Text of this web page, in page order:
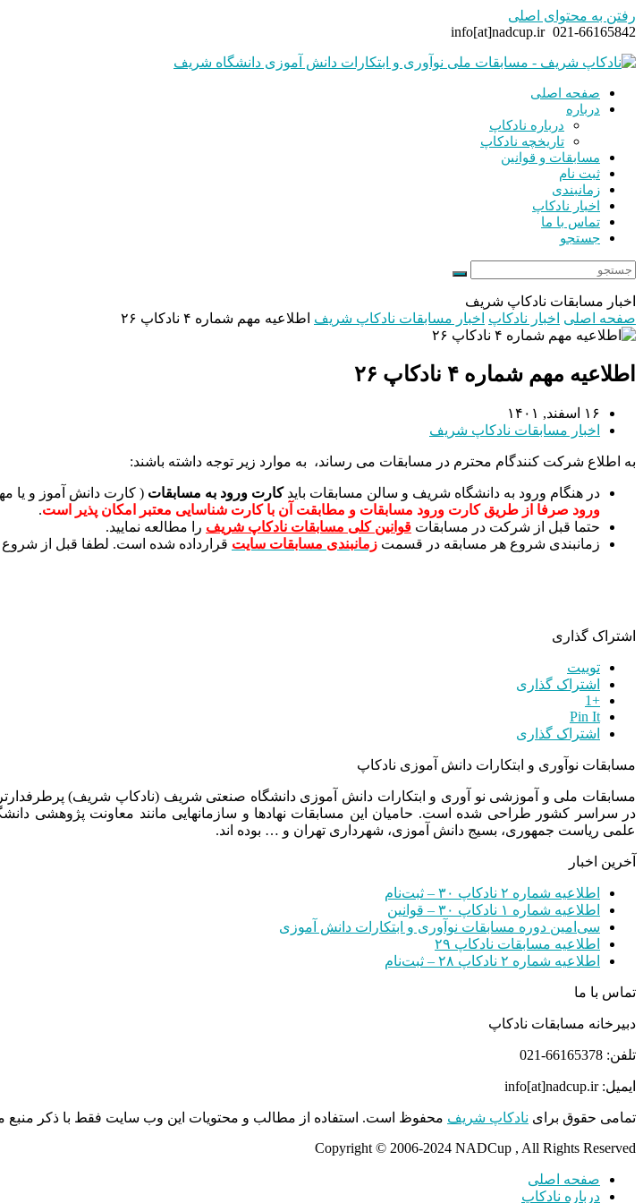
رفتن به محتوای اصلی
021-66165842
info[at]nadcup.ir
ایمیل
صفحه اصلی
درباره
درباره نادکاپ
تاریخچه نادکاپ
مسابقات و قوانین
ثبت نام
زمانبندی
اخبار نادکاپ
تماس با ما
جستجو
باز
منوی
موبایل
جستجو
Submit
اخبار مسابقات نادکاپ شریف
صفحه اصلی اخبار نادکاپ اخبار مسابقات نادکاپ شریف اطلاعیه مهم شماره ۴ نادکاپ ۲۶
اطلاعیه مهم شماره ۴ نادکاپ ۲۶
۱۶ اسفند, ۱۴۰۱
اخبار مسابقات نادکاپ شریف
به اطلاع شرکت کنندگام محترم در مسابقات می رساند، به موارد زیر توجه داشته باشند:
در هنگام ورود به دانشگاه شریف و سالن مسابقات بایدکارت ورود به مسابقات ( کارت دانش آموز و یا
ورود صرفا از طریق کارت ورود مسابقات و مطابقت آن با کارت شناسایی معتبر امکان پذیر است.
حتما قبل از شرکت در مسابقات قوانین کلی مسابقات نادکاپ شریف را مطالعه نمایید.
زمانبندی شروع هر مسابقه در قسمت زمانبندی مسابقات سایت قرارداده شده است. لطفا قبل از
اشتراک گذاری
توییت
اشتراک گذاری
+1
Pin It
اشتراک گذاری
مسابقات نوآوری و ابتکارات دانش آموزی نادکاپ
مسابقات ملی و آموزشی نو آوری و ابتکارات دانش آموزی دانشگاه صنعتی شریف (نادکاپ شریف)
در سراسر کشور طراحی شده است. حامیان این مسابقات نهادها و سازمانهایی مانند معاونت پژوهشی
علمی ریاست جمهوری، بسیج دانش آموزی، شهرداری تهران و … بوده اند.
آخرین اخبار
اطلاعیه شماره ۲ نادکاپ ۳۰ – ثبت‌نام
اطلاعیه شماره ۱ نادکاپ ۳۰ – قوانین
سی‌امین دوره مسابقات نوآوری و ابتکارات دانش آموزی
اطلاعیه مسابقات نادکاپ ۲۹
اطلاعیه شماره ۲ نادکاپ ۲۸ – ثبت‌نام
تماس با ما
دبیرخانه مسابقات نادکاپ
تلفن: 66165378-021
ایمیل: info[at]nadcup.ir
تمامی حقوق برای نادکاپ شریف محفوظ است. استفاده از مطالب و محتویات این وب سایت فقط با ذکر منبع
Copyright © 2006-2024 NADCup , All Rights Reserved
صفحه اصلی
درباره نادکاپ